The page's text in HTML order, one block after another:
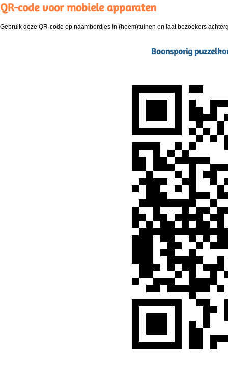
QR-code voor mobiele apparaten
Gebruik deze QR-code op naambordjes in (heem)tuinen en laat bezoekers
Boonsporig